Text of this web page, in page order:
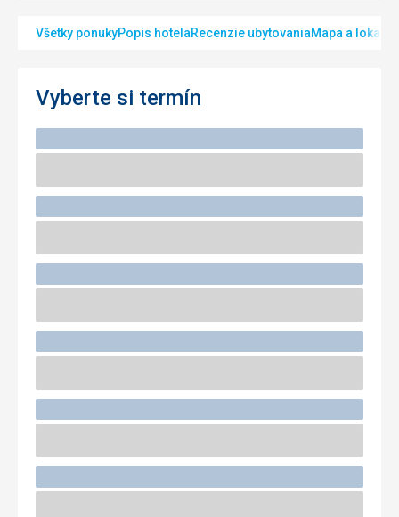
Všetky ponukyPopis hotelaRecenzie ubytovaniaMapa a lokalita
Vyberte si termín